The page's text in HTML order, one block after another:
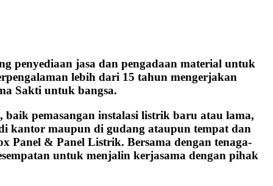
penyediaan jasa dan pengadaan material untuk
lebih dari 15 tahun mengerjakan
Sakti untuk bangsa.
pemasangan instalasi listrik baru atau lama,
kantor maupun di gudang ataupun tempat dan
Panel & Panel Listrik. Bersama dengan tenaga-
untuk menjalin kerjasama dengan pihak